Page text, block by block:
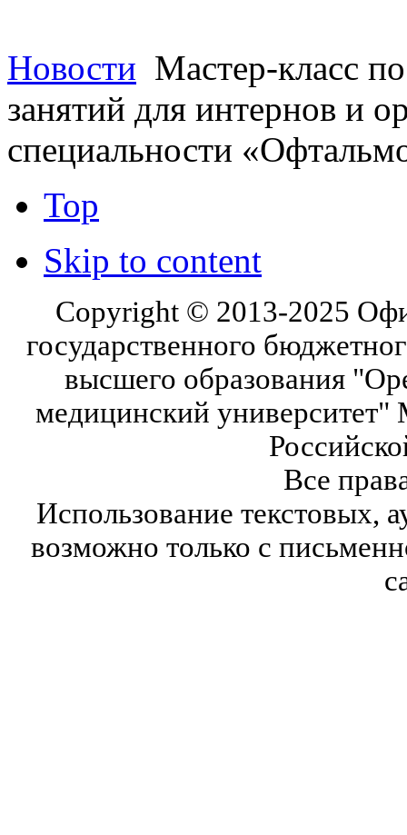
Новости Мастер-класс
занятий для интернов и
специальности
Top
Skip to content
Copyright © 2013-2025
государственного
высшего образования
медицинский университет"
Все
Использование текстовых,
возможно только с